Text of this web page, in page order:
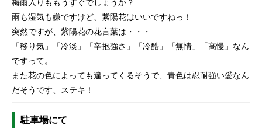
梅雨入りももうすぐでしょうか？
雨も湿気も嫌ですけど、紫陽花はいいですねっ！
突然ですが、紫陽花の花言葉は・・・
「移り気」「冷淡」「辛抱強さ」「冷酷」「無情」「高慢」なん
ですって。
また花の色によっても違ってくるそうで、青色は忍耐強い愛なん
だそうです、ステキ！
駐車場にて